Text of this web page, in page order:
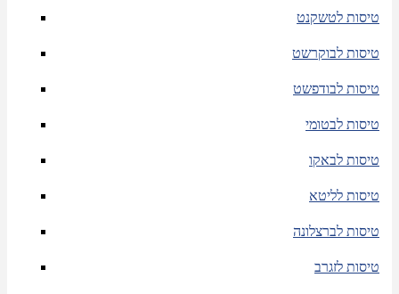
טיסות לטשקנט
טיסות לבוקרשט
טיסות לבודפשט
טיסות לבטומי
טיסות לבאקו
טיסות לליטא
טיסות לברצלונה
טיסות לזגרב